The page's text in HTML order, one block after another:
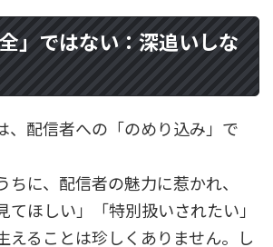
全」ではない：深追いしな
、配信者への「のめり込み」で
に、配信者の魅力に惹かれ、
てほしい」「特別扱いされたい」
えることは珍しくありません。し